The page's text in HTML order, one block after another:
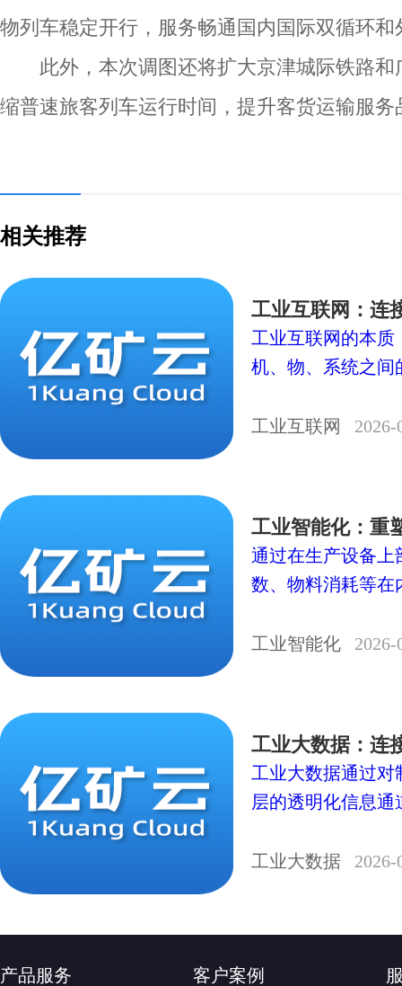
物列车稳定开行，服务畅通国内国际双循环和
此外，本次调图还将扩大京津城际铁路和
缩普速旅客列车运行时间，提升客货运输服务
相关推荐
工业互联网：连
工业互联网的本质
机、物、系统之间
工业互联网 2026-
工业智能化：重
通过在生产设备上
数、物料消耗等在
工业智能化 2026-
工业大数据：连
工业大数据通过对
层的透明化信息
工业大数据 2026-
产品服务 客户案例